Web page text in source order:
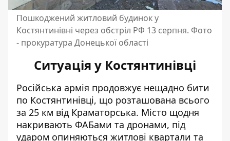
Пошкоджений житловий будинок у
Костянтинівні через обстріл РФ 13 серпня. Фото
- прокуратура Донецької області
Ситуація у Костянтинівці
Російська армія продовжує нещадно бити
по Костянтинівці, що розташована всього
за 25 км від Краматорська. Місто щодня
накривають ФАБами та дронами, під
ударом опиняються житлові квартали та